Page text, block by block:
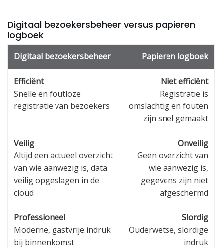
Digitaal bezoekersbeheer versus papieren
logboek
Digitaal bezoekersbeheer Papieren logboek
Efficiënt
Snelle en foutloze
registratie van bezoekers
Niet efficiënt
Registratie is
omslachtig en fouten
zijn snel gemaakt
Veilig
Altijd een actueel overzicht
van wie aanwezig is, data
veilig opgeslagen in de
cloud
Onveilig
Geen overzicht van
wie aanwezig is,
gegevens zijn niet
afgeschermd
Professioneel
Moderne, gastvrije indruk
bij binnenkomst
Slordig
Ouderwetse, slordige
indruk